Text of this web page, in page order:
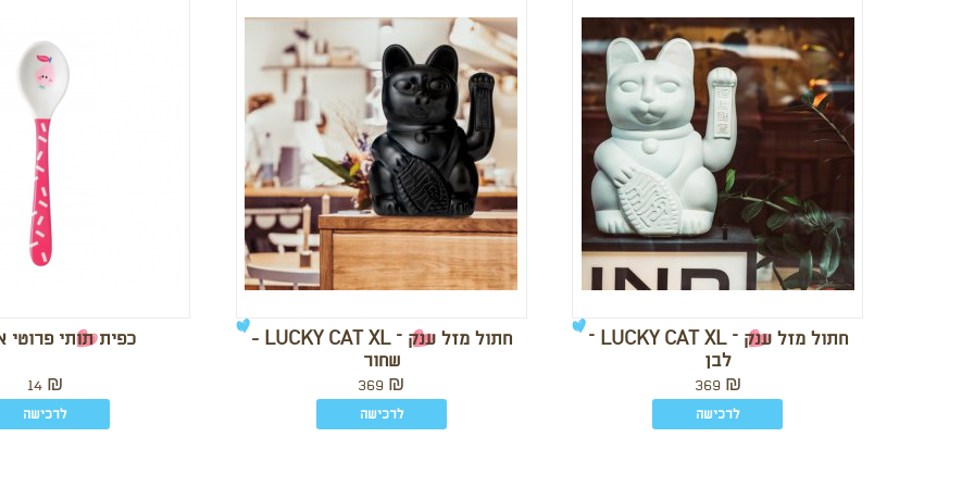
חתול מזל ענק – LUCKY CAT XL –
לבן
369 ₪
לרכישה
חתול מזל ענק – LUCKY CAT XL -
שחור
369 ₪
לרכישה
כפית תותי פרוטי
14 ₪
לרכישה